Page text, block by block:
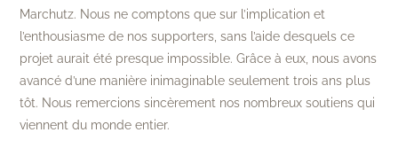
Marchutz. Nous ne comptons que sur l’implication et
l’enthousiasme de nos supporters, sans l’aide desquels ce
projet aurait été presque impossible. Grâce à eux, nous avons
avancé d’une manière inimaginable seulement trois ans plus
tôt. Nous remercions sincèrement nos nombreux soutiens qui
viennent du monde entier.